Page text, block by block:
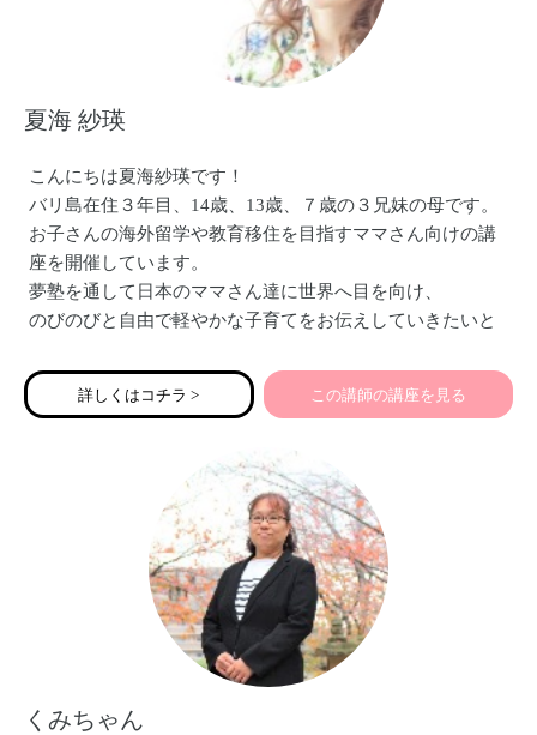
夏海 紗瑛
こんにちは夏海紗瑛です！
バリ島在住３年目、14歳、13歳、７歳の３兄妹の母です。
お子さんの海外留学や教育移住を目指すママさん向けの講
座を開催しています。
夢塾を通して日本のママさん達に世界へ目を向け、
のびのびと自由で軽やかな子育てをお伝えしていきたいと
皆様どうぞよろしくお願い致します。
詳しくはコチラ > この講師の講座を見る
くみちゃん